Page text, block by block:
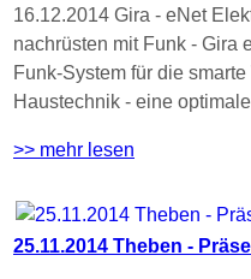
16.12.2014 Gira - eNet
nachrüsten mit Funk - Gira
Funk-System für die
Haustechnik - eine
>> mehr lesen
25.11.2014 Theben -